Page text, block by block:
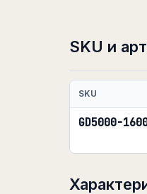
SKU и
SKU
GD5000-